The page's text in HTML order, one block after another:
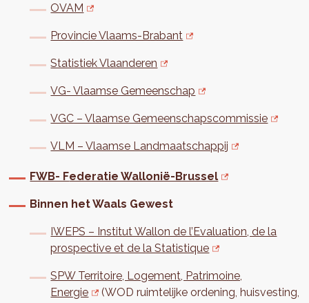
OVAM
Provincie Vlaams-Brabant
Statistiek Vlaanderen
VG- Vlaamse Gemeenschap
VGC – Vlaamse Gemeenschapscommissie
VLM – Vlaamse Landmaatschappij
FWB- Federatie Wallonië-Brussel
Binnen het Waals Gewest
IWEPS – Institut Wallon de l’Evaluation, de la
prospective et de la Statistique
SPW Territoire, Logement, Patrimoine,
Energie
(WOD ruimtelijke ordening, huisvesting,